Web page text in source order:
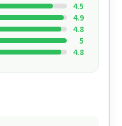
4.5
4.9
4.8
5
4.8